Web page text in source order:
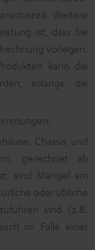
Weitere
ist, dass Sie
vorlegen.
kann die
solange die
Chassis und
gerechnet ab
sind Mängel am
oder übliche
sind (z.B.
im Falle einer